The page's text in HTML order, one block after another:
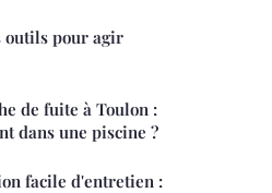
outils pour agir
de fuite à Toulon :
dans une piscine ?
facile d'entretien :